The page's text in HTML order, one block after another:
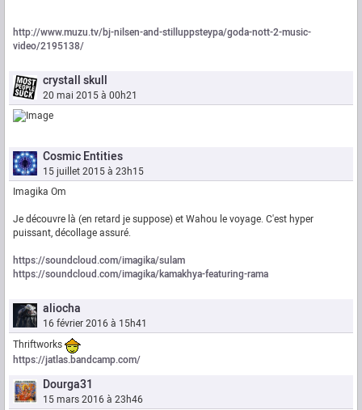
http://www.muzu.tv/bj-nilsen-and-stilluppsteypa/goda-nott-2-music-
video/2195138/
crystall skull
20 mai 2015 à 00h21
Cosmic Entities
15 juillet 2015 à 23h15
Imagika Om
Je découvre là (en retard je suppose) et Wahou le voyage. C'est hyper
puissant, décollage assuré.
https://soundcloud.com/imagika/sulam
https://soundcloud.com/imagika/kamakhya-featuring-rama
aliocha
16 février 2016 à 15h41
Thriftworks
https://jatlas.bandcamp.com/
Dourga31
15 mars 2016 à 23h46